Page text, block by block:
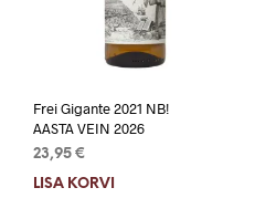
Frei Gigante 2021 NB!
AASTA VEIN 2026
23,95 €
LISA KORVI